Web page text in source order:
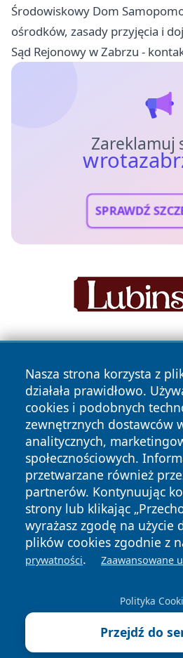
Środowiskowy Dom
ośrodków, zasady przyjęcia i
Sąd Rejonowy w Zabrzu -
Zareklamuj
SPRAWDŹ
Nasza strona korzysta z
działała prawidłowo.
cookies i podobnych
zewnętrznych dostawców
analitycznych,
społecznościowych.
przetwarzane również
partnerów. Kontynuując
strony lub klikając
wyrażasz zgodę na użycie
plików cookies zgodnie z
prywatności. Zaawansowane
Polityka
Przejdź do
Copyright © 2026 wrotazabrza.pl
zastrzeżone.
News Autorzy
Polityka
Prywatności